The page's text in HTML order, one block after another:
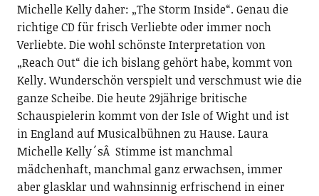
Michelle Kelly daher: „The Storm Inside“. Genau die
richtige CD für frisch Verliebte oder immer noch
Verliebte. Die wohl schönste Interpretation von
„Reach Out“ die ich bislang gehört habe, kommt von
Kelly. Wunderschön verspielt und verschmust wie die
ganze Scheibe. Die heute 29jährige britische
Schauspielerin kommt von der Isle of Wight und ist
in England auf Musicalbühnen zu Hause. Laura
Michelle Kelly´sÂ Stimme ist manchmal
mädchenhaft, manchmal ganz erwachsen, immer
aber glasklar und wahnsinnig erfrischend in einer